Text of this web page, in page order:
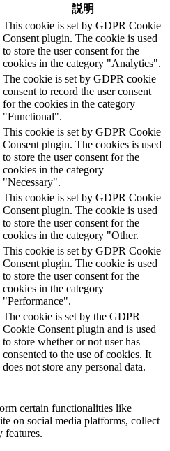
説明
This cookie is set by GDPR Cookie
Consent plugin. The cookie is used
to store the user consent for the
cookies in the category "Analytics".
The cookie is set by GDPR cookie
consent to record the user consent
for the cookies in the category
"Functional".
This cookie is set by GDPR Cookie
Consent plugin. The cookies is used
to store the user consent for the
cookies in the category
"Necessary".
This cookie is set by GDPR Cookie
Consent plugin. The cookie is used
to store the user consent for the
cookies in the category "Other.
This cookie is set by GDPR Cookie
Consent plugin. The cookie is used
to store the user consent for the
cookies in the category
"Performance".
The cookie is set by the GDPR
Cookie Consent plugin and is used
to store whether or not user has
consented to the use of cookies. It
does not store any personal data.
certain functionalities like
on social media platforms, collect
features.